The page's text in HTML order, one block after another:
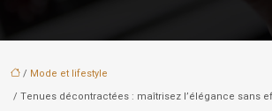
/ Mode et lifestyle
/ Tenues décontractées : maîtrisez l’élégance sans